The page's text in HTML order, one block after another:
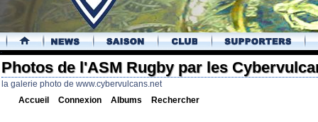
.
Photos de l'ASM Rugby par les
la galerie photo de www.cybervulcans.net
Accueil Connexion Albums Rechercher